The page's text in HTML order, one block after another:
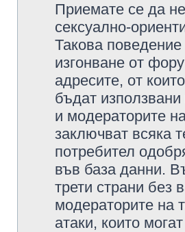
Приемате се да
сексуално-
Такова
изгонване от
адресите, от
бъдат
и модераторите
заключват всяка
потребител
във база данни.
трети страни без
модераторите на
атаки, които